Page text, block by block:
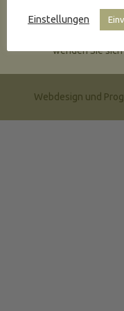
Sollten Sie Interesse
wenden Sie
Webdesign und
Einstellungen